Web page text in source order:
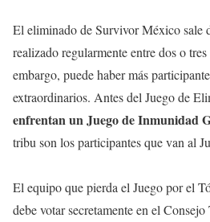
El eliminado de Survivor México sale
realizado regularmente entre dos o
embargo, puede haber más
extraordinarios. Antes del Juego de
enfrentan un Juego de Inmunidad
tribu son los participantes que van al
El equipo que pierda el Juego por el
debe votar secretamente en el